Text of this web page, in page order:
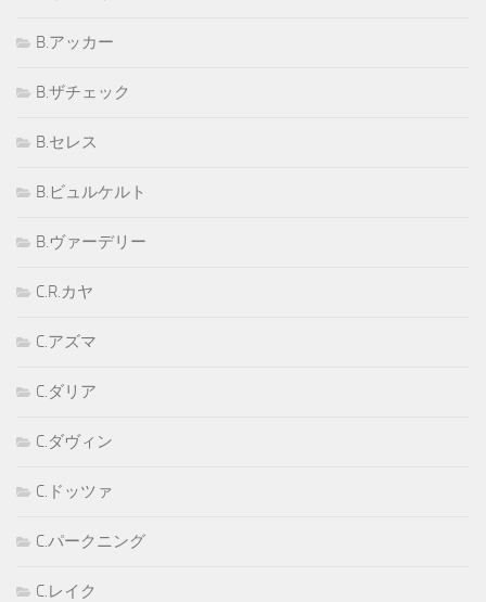
B.アッカー
B.ザチェック
B.セレス
B.ビュルケルト
B.ヴァーデリー
C.R.カヤ
C.アズマ
C.ダリア
C.ダヴィン
C.ドッツァ
C.パークニング
C.レイク